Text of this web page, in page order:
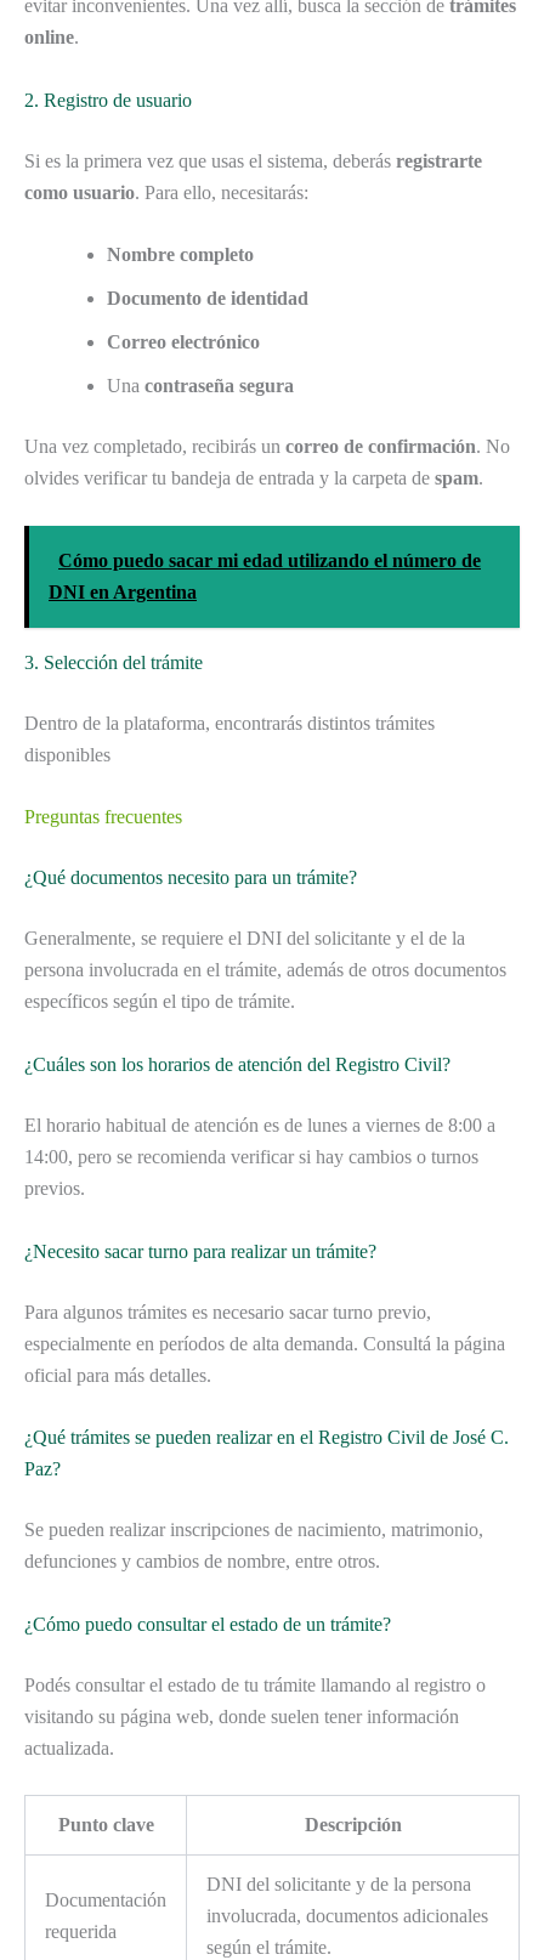
evitar inconvenientes. Una vez allí, busca la sección de trámites
online.
2. Registro de usuario
Si es la primera vez que usas el sistema, deberás registrarte
como usuario. Para ello, necesitarás:
Nombre completo
Documento de identidad
Correo electrónico
Una contraseña segura
Una vez completado, recibirás un correo de confirmación. No
olvides verificar tu bandeja de entrada y la carpeta de spam.
Cómo puedo sacar mi edad utilizando el número de
DNI en Argentina
3. Selección del trámite
Dentro de la plataforma, encontrarás distintos trámites
disponibles
Preguntas frecuentes
¿Qué documentos necesito para un trámite?
Generalmente, se requiere el DNI del solicitante y el de la
persona involucrada en el trámite, además de otros documentos
específicos según el tipo de trámite.
¿Cuáles son los horarios de atención del Registro Civil?
El horario habitual de atención es de lunes a viernes de 8:00 a
14:00, pero se recomienda verificar si hay cambios o turnos
previos.
¿Necesito sacar turno para realizar un trámite?
Para algunos trámites es necesario sacar turno previo,
especialmente en períodos de alta demanda. Consultá la página
oficial para más detalles.
¿Qué trámites se pueden realizar en el Registro Civil de José C.
Paz?
Se pueden realizar inscripciones de nacimiento, matrimonio,
defunciones y cambios de nombre, entre otros.
¿Cómo puedo consultar el estado de un trámite?
Podés consultar el estado de tu trámite llamando al registro o
visitando su página web, donde suelen tener información
actualizada.
Punto clave Descripción
Documentación
requerida
DNI del solicitante y de la persona
involucrada, documentos adicionales
según el trámite.